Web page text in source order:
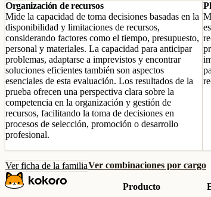
Organización de recursos
Mide la capacidad de toma decisiones basadas en la
disponibilidad y limitaciones de recursos,
considerando factores como el tiempo, presupuesto,
personal y materiales. La capacidad para anticipar
problemas, adaptarse a imprevistos y encontrar
soluciones eficientes también son aspectos
esenciales de esta evaluación. Los resultados de la
prueba ofrecen una perspectiva clara sobre la
competencia en la organización y gestión de
recursos, facilitando la toma de decisiones en
procesos de selección, promoción o desarrollo
profesional.
Ver ficha de la familiaVer combinaciones por cargo
Producto